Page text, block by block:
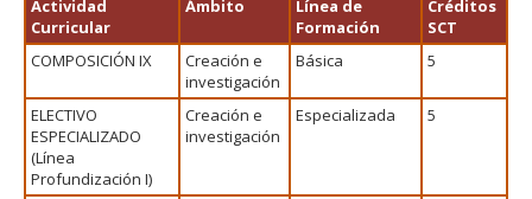
Actividad
Curricular
Ámbito
Línea de
Formación
Créditos
SCT
COMPOSICIÓN IX
Creación e
investigación
Básica 5
ELECTIVO
ESPECIALIZADO
(Línea
Profundización I)
Creación e
investigación
Especializada 5